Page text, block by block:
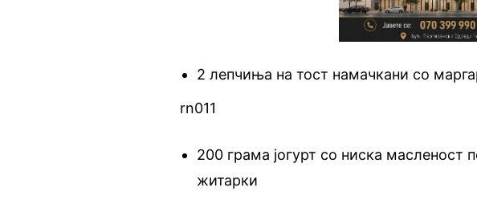
2 лепчиња на тост намачкани со
rn011
200 грама јогурт со ниска
житарки